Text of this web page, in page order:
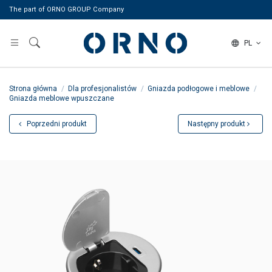
The part of ORNO GROUP Company
PL
Strona główna Dla profesjonalistów
Gniazda podłogowe i meblowe
Gniazda meblowe wpuszczane
Poprzedni produkt Następny produkt